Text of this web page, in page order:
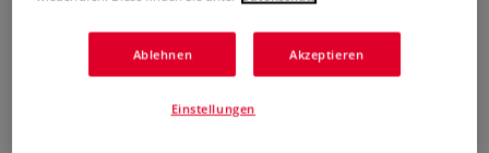
Weißer Palembang-Dammar, ausgewählte gleichmäßige
Stücke erster Wahl. SCHMINCKE Dammar ist hervorragend
zum Selbstherstellen von Malmitteln, Emulsionen und
Ablehnen Akzeptieren
Einstellungen